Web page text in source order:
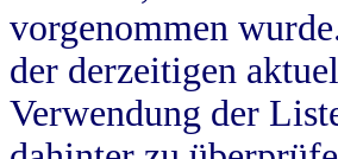
vorgenommen
der derzeitigen
Verwendung der